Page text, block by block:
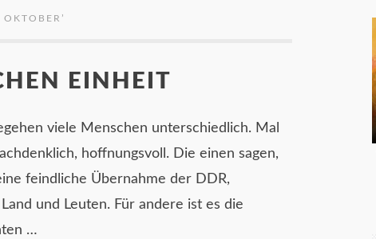
OKTOBER ’
EINHEIT
viele Menschen unterschiedlich. Mal
hoffnungsvoll. Die einen sagen,
feindliche Übernahme der DDR,
und Leuten. Für andere ist es die
…